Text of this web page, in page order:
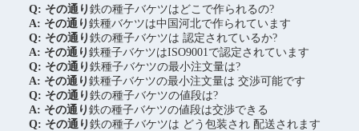
Q: その通り 鉄の種子バケツはどこで作られるの?
A: その通り 鉄種バケツは中国河北で作られています
Q: その通り 鉄の種子バケツは 認定されているか?
A: その通り 鉄種子バケツはISO9001で認定されています
Q: その通り 鉄種子バケツの最小注文量は?
A: その通り 鉄種子バケツの最小注文量は 交渉可能です
Q: その通り 鉄の種子バケツの値段は?
A: その通り 鉄の種子バケツの値段は交渉できる
Q: その通り 鉄の種子バケツは どう包装され 配送されます